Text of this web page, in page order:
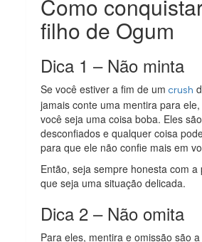
Como
filho de Ogum
Dica 1 – Não minta
Se você estiver a fim de um crush
jamais conte uma mentira para
você seja uma coisa boba. Eles
desconfiados e qualquer coisa
para que ele não confie mais em
Então, seja sempre honesta com a
que seja uma situação delicada.
Dica 2 – Não omita
Para eles, mentira e omissão são